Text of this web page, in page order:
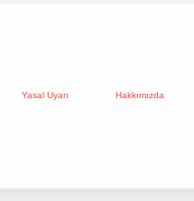
Yasal Uyarı Hakkımızda